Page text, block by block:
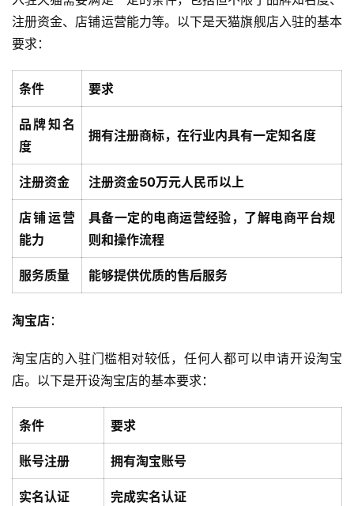
注册资金、店铺运营能力等。以下是天猫旗舰店入驻的基本
要求：
条件 要求
品牌知名
度
拥有注册商标，在行业内具有一定知名度
注册资金 注册资金50万元人民币以上
店铺运营
能力
具备一定的电商运营经验，了解电商平台规
则和操作流程
服务质量 能够提供优质的售后服务
淘宝店：
淘宝店的入驻门槛相对较低，任何人都可以申请开设淘宝
店。以下是开设淘宝店的基本要求：
条件 要求
账号注册 拥有淘宝账号
实名认证 完成实名认证